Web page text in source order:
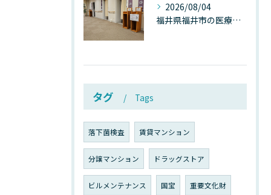
2026/08/04
福井県福井市の医療施設で広がる“見えないカビ汚染”──なぜ除カビが必須なのか、その本質を徹底解説
タグ Tags
落下菌検査 賃貸マンション
分譲マンション ドラッグストア
ビルメンテナンス 国宝 重要文化財